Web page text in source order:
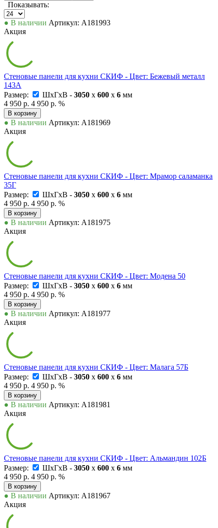
Показывать:
● В наличии Артикул: А181993
Акция
Стеновые панели для кухни СКИФ - Цвет: Бежевый металл
143А
Размер:
ШxГxВ - 3050 x 600 x 6 мм
4 950 р. 4 950 р. %
В корзину
● В наличии Артикул: А181969
Акция
Стеновые панели для кухни СКИФ - Цвет: Мрамор саламанка
35Г
Размер:
ШxГxВ - 3050 x 600 x 6 мм
4 950 р. 4 950 р. %
В корзину
● В наличии Артикул: А181975
Акция
Стеновые панели для кухни СКИФ - Цвет: Модена 50
Размер:
ШxГxВ - 3050 x 600 x 6 мм
4 950 р. 4 950 р. %
В корзину
● В наличии Артикул: А181977
Акция
Стеновые панели для кухни СКИФ - Цвет: Малага 57Б
Размер:
ШxГxВ - 3050 x 600 x 6 мм
4 950 р. 4 950 р. %
В корзину
● В наличии Артикул: А181981
Акция
Стеновые панели для кухни СКИФ - Цвет: Альмандин 102Б
Размер:
ШxГxВ - 3050 x 600 x 6 мм
4 950 р. 4 950 р. %
В корзину
● В наличии Артикул: А181967
Акция